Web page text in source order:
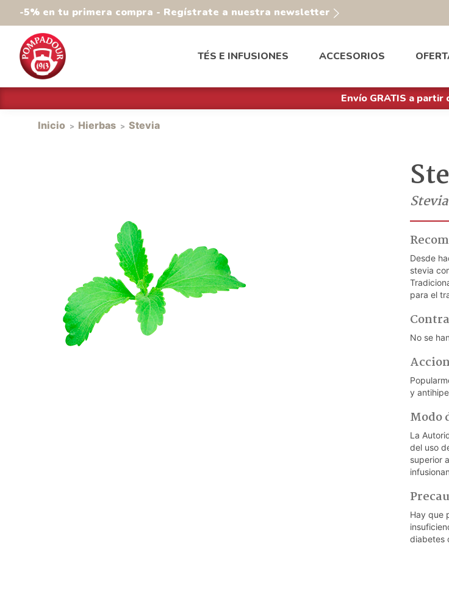
-5% en tu primera compra - Regístrate a nuestra newsletter
TÉS E INFUSIONES ACCESORIOS
Envío GRATIS a partir
Inicio Hierbas Stevia
Desde
stevia
para el
No se
y
Modo
La
del uso
superior
Hay que
diabetes